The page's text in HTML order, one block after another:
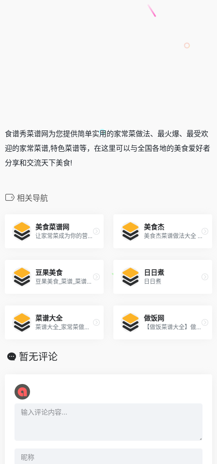
食谱秀菜谱网为您提供简单实用的家常菜做法、最火爆、最受欢
迎的家常菜谱,特色菜谱等，在这里可以与全国各地的美食爱好者
分享和交流天下美食!
相关导航
美食菜谱网
让家常菜成为你的营养食谱大全 – 美食菜谱网
美食杰
美食杰菜谱做法大全 - 菜谱大全|菜谱家常菜做法大全 收集天下美食菜谱图片
豆果美食
豆果美食_菜谱_菜谱大全_优质美食社区
日日煮
日日煮
菜谱大全
菜谱大全_家常菜做法大全_家常菜谱大全_美食网 - 做法网
做饭网
【做饭菜谱大全】做饭菜谱|食谱大全 - 做饭网
暂无评论